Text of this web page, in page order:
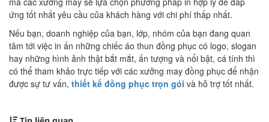
ứng tốt nhất yêu cầu của khách hàng với chi phí thấp nhất.
Nếu bạn, doanh nghiệp của bạn, lớp, nhóm của bạn đang quan
tâm tới việc in ấn những chiếc áo thun đồng phục có logo, slogan
hay những hình ảnh thật bắt mắt, ấn tượng và nổi bật, cá tính thì
có thể tham khảo trực tiếp với các xưởng may đồng phục để nhận
được sự tư vấn, thiết kế đồng phục trọn gói và hỗ trợ tốt nhất.